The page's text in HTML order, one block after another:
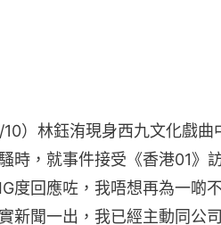
10）林鈺洧現身西九文化戲
時，就事件接受《香港01》
度回應咗，我唔想再為一啲
新聞一出，我已經主動同公